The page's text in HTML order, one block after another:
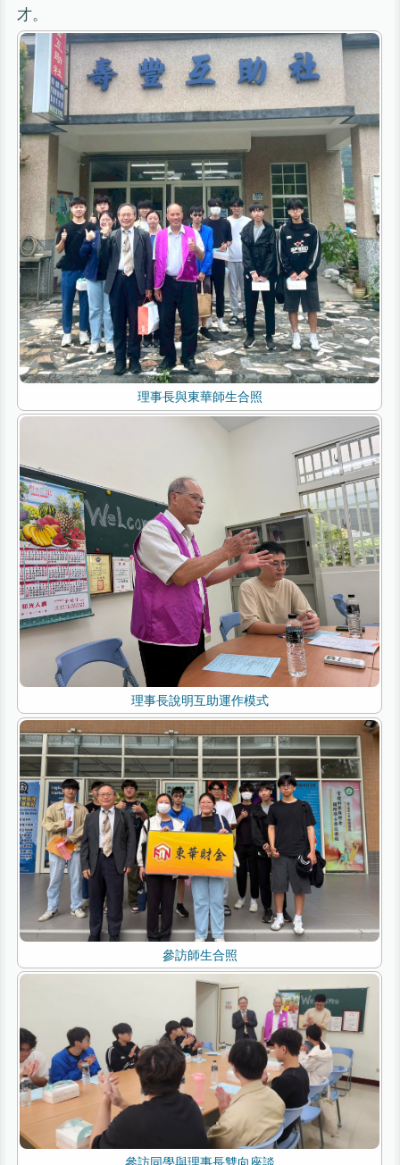
才。
理事長與東華師生合照
理事長說明互助運作模式
參訪師生合照
參訪同學與理事長雙向座談